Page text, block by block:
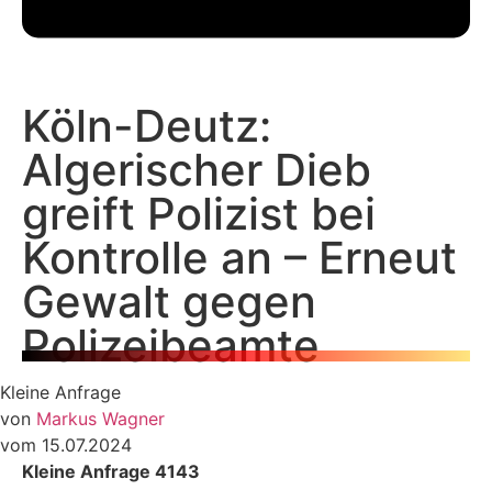
Köln-Deutz:
Algerischer Dieb
greift Polizist bei
Kontrolle an – Erneut
Gewalt gegen
Polizeibeamte
Kleine Anfrage
von Markus Wagner
vom 15.07.2024
Kleine Anfrage 4143